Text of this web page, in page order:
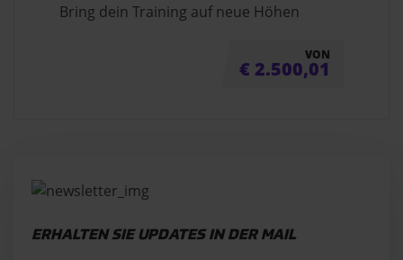
Bring dein Training auf neue Höhen
VON
€ 2.500,01
ERHALTEN SIE UPDATES IN DER MAIL